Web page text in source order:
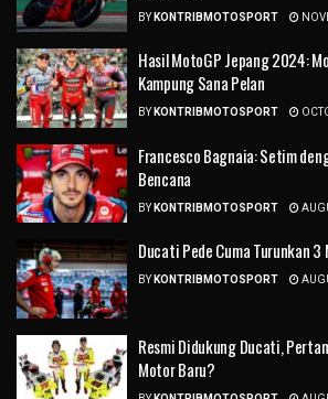
BY KONTRIBMOTOSPORT
Hasil MotoGP Jepang 2024:
Kampung Sana Pelan
BY KONTRIBMOTOSPORT
Francesco Bagnaia: Setim
Bencana
BY KONTRIBMOTOSPORT
Ducati Pede Cuma Turunkan 3
BY KONTRIBMOTOSPORT
Resmi Didukung Ducati,
Motor Baru?